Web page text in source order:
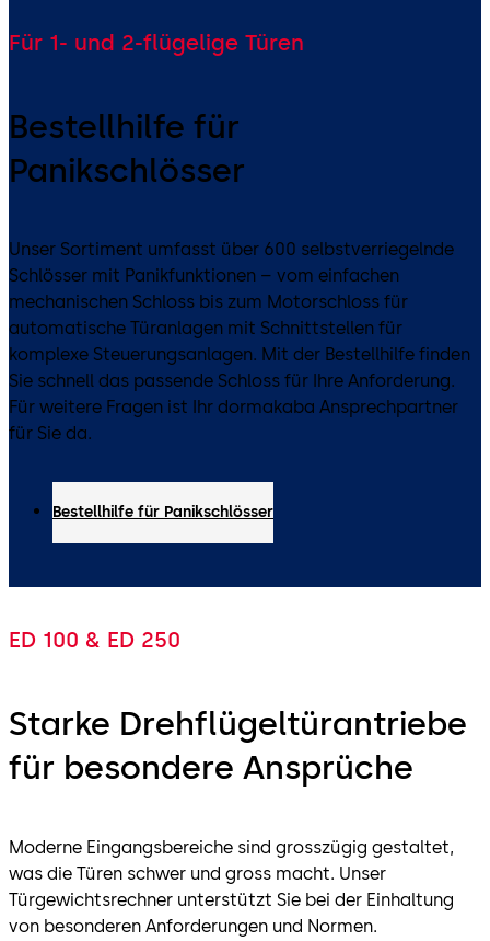
Für 1- und 2-flügelige Türen
Bestellhilfe für
Panikschlösser
Unser Sortiment umfasst über 600 selbstverriegelnde
Schlösser mit Panikfunktionen – vom einfachen
mechanischen Schloss bis zum Motorschloss für
automatische Türanlagen mit Schnittstellen für
komplexe Steuerungsanlagen. Mit der Bestellhilfe finden
Sie schnell das passende Schloss für Ihre Anforderung.
Für weitere Fragen ist Ihr dormakaba Ansprechpartner
für Sie da.
Bestellhilfe für Panikschlösser
ED 100 & ED 250
Starke Drehflügeltürantriebe
für besondere Ansprüche
Moderne Eingangsbereiche sind grosszügig gestaltet,
was die Türen schwer und gross macht. Unser
Türgewichtsrechner unterstützt Sie bei der Einhaltung
von besonderen Anforderungen und Normen.